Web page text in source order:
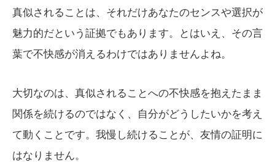
真似されることは、それだけあなたのセンスや選択が
魅力的だという証拠でもあります。とはいえ、その言
葉で不快感が消えるわけではありませんよね。
大切なのは、真似されることへの不快感を抱えたまま
関係を続けるのではなく、自分がどうしたいかを考え
て動くことです。我慢し続けることが、友情の証明に
はなりません。